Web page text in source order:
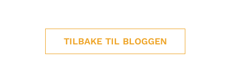
TILBAKE TIL BLOGGEN